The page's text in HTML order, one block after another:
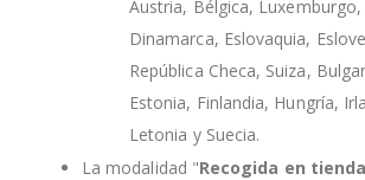
Austria, Bélgica,
Dinamarca, Eslovaquia,
República Checa, Suiza,
Estonia, Finlandia, Hungría,
Letonia y Suecia.
La modalidad "Recogida en tienda